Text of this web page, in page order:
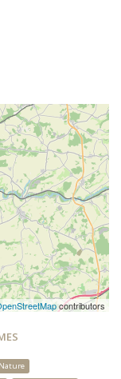
contributors